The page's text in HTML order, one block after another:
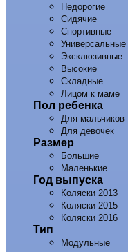
Недорогие
Сидячие
Спортивные
Универсальные
Эксклюзивные
Высокие
Складные
Лицом к маме
Пол ребенка
Для мальчиков
Для девочек
Размер
Большие
Маленькие
Год выпуска
Коляски 2013
Коляски 2015
Коляски 2016
Тип
Модульные